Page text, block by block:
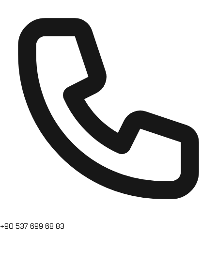
+90 537 699 68 83